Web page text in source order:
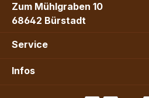
Zum Mühlgraben 10
68642 Bürstadt
Service
Infos